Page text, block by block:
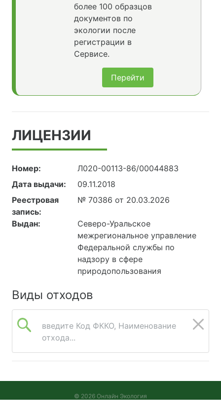
более 100 образцов
документов по
экологии после
регистрации в
Сервисе.
Перейти
ЛИЦЕНЗИИ
Номер:
Л020-00113-86/00044883
Дата выдачи:
09.11.2018
Реестровая
запись:
№ 70386 от 20.03.2026
Выдан:
Северо-Уральское
межрегиональное управление
Федеральной службы по
надзору в сфере
природопользования
Виды отходов
введите Код ФККО, Наименование
отхода...
© 2026 Онлайн Экология